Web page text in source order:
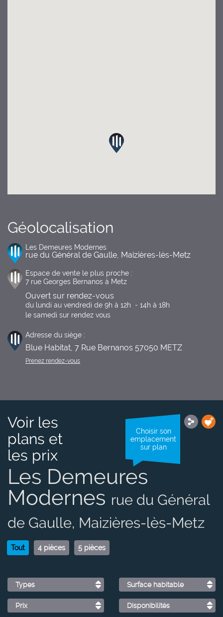
Géolocalisation
Les Demeures Modernes
rue du Général de Gaulle, Maizières-lès-Metz
Espace de vente le plus proche :
7 rue Georges Bernanos à Metz
Ouvert sur rendez-vous
du lundi au vendredi de 9h à 12h  - 14h à 18h
le samedi sur rendez vous
Adresse du siège :
Blue Habitat, 7 Rue Bernanos 57050 METZ
Prenez rendez-vous
Choisir son
emplacement
sur plan
Voir les
plans et
les prix
Les Demeures
Modernes rue du Général
de Gaulle, Maizières-lès-Metz
Tout 4 pièces 5 pièces
Types Surface habitable
Prix Disponibilités